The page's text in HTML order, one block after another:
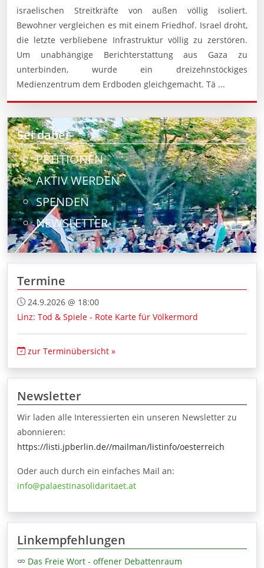
israelischen Streitkräfte von außen völlig isoliert.
Bewohner vergleichen es mit einem Friedhof. Israel droht,
die letzte verbliebene Infrastruktur völlig zu zerstören.
Um unabhängige Berichterstattung aus Gaza zu
unterbinden, wurde ein dreizehnstöckiges
Medienzentrum dem Erdboden gleichgemacht. Tä ...
Sei dabei
PETITIONEN
AKTIV WERDEN
SPENDEN
NEWSLETTER
Termine
24.9.2026 @ 18:00
Linz: Tod & Spiele - Rote Karte für Völkermord
zur Terminübersicht »
Newsletter
Wir laden alle Interessierten ein unseren Newsletter zu
abonnieren:
https://listi.jpberlin.de//mailman/listinfo/oesterreich
Oder auch durch ein einfaches Mail an:
info@palaestinasolidaritaet.at
Linkempfehlungen
Das Freie Wort - offener Debattenraum